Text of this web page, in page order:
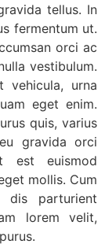
tellus. In
fermentum ut.
orci ac
vestibulum.
vehicula, urna
eget enim.
quis, varius
gravida orci
est euismod
mollis. Cum
dis parturient
lorem velit,